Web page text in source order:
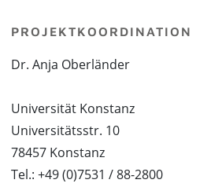
PROJEKTKOORDINATION
Dr. Anja Oberländer
Universität Konstanz
Universitätsstr. 10
78457 Konstanz
Tel.: +49 (0)7531 / 88-2800